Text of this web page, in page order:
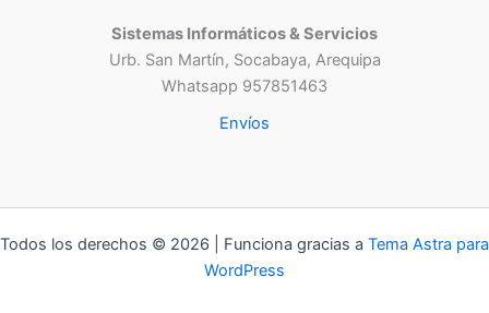
Sistemas Informáticos & Servicios
Urb. San Martín, Socabaya, Arequipa
Whatsapp 957851463
Envíos
Todos los derechos © 2026 | Funciona gracias a Tema Astra para
WordPress